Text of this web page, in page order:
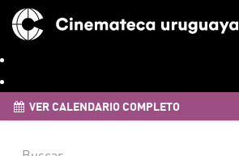
VER CALENDARIO COMPLETO